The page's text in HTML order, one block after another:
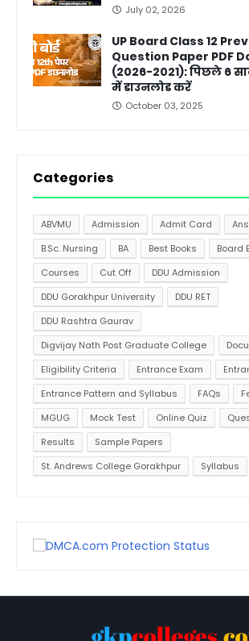
July 02, 2026
UP Board Class 12
Question Paper PDF
(2026-2021): पिछले 6
में डाउनलोड करें
October 03, 2025
Categories
ABVMU Admission Admit Card
B.Sc. Nursing
BA Best Books
Board
Courses
Cut Off
DDU Admission
DDU Gorakhpur University
DDU RET
DDU Rashtra Gaurav
Digvijay Nath Post Graduate College
Eligibility Criteria
Entrance Exam
Entrance Pattern and Syllabus
FAQs
MGUG
Mock Test Online Quiz
Results
Sample Papers
St. Andrews College Gorakhpur
Syllabus